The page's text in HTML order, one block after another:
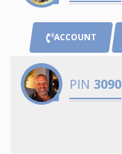
ACCOUNT
PIN 3090